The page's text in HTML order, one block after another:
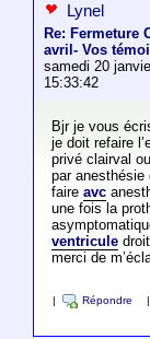
Lynel
Re: Fermeture
avril- Vos
samedi 20
15:33:42
Bjr je vous
je doit refaire
privé clairval
par anesthésie
faire avc
une fois la
ventriculedroit
merci de
Répondre